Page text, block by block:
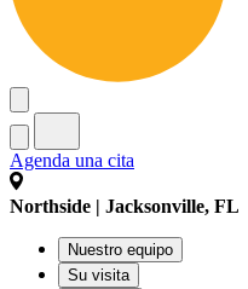
Agenda una cita
Northside | Jacksonville, FL
Nuestro equipo
Su visita